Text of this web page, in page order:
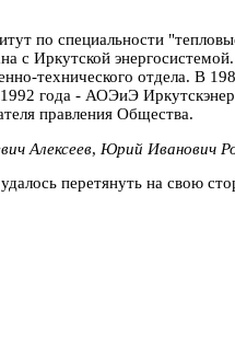
по специальности
с Иркутской
технического отдела. В
года - АОЭиЭ
правления Общества.
Алексеев, Юрий Иванович
перетянуть на свою